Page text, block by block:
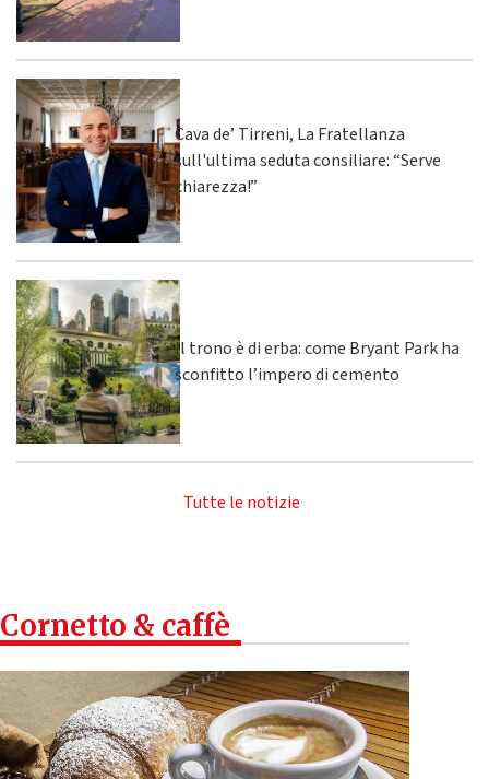
Cava de’ Tirreni, La Fratellanza
sull'ultima seduta consiliare: “Serve
chiarezza!”
Il trono è di erba: come Bryant Park ha
sconfitto l’impero di cemento
Tutte le notizie
Cornetto & caffè